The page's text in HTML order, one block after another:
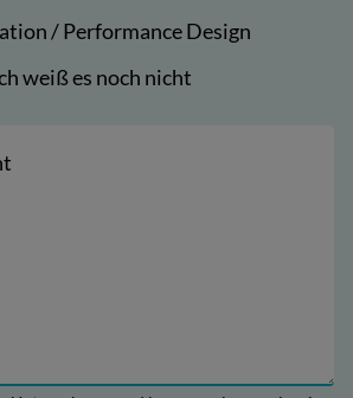
/ Performance Design
weiß es noch nicht